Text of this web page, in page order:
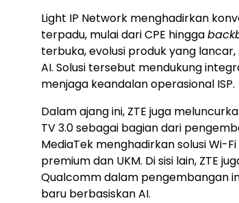
Light IP Network menghadirkan
terpadu, mulai dari CPE hingga
terbuka, evolusi produk yang
AI. Solusi tersebut mendukung
menjaga keandalan operasional ISP.
Dalam ajang ini, ZTE juga
TV 3.0 sebagai bagian dari
MediaTek menghadirkan solusi Wi-
premium dan UKM. Di sisi lain, ZTE
Qualcomm dalam pengembangan
baru berbasiskan AI.